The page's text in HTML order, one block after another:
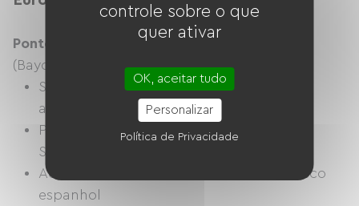
Ponto de partida:
Costa basca francesa
(Bayonne, Biarritz, Hendaye)
Seguir
EuroVelo 1
ao longo da costa
atlântica
Passagem de fronteira em Irun / San
Sebastián
Acesso às redes de ciclovias do País Basco
espanhol
controle sobre o que
quer ativar
OK, aceitar tudo
Personalizar
Política de Privacidade